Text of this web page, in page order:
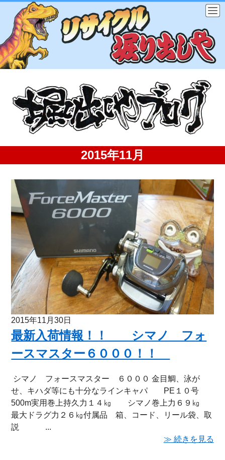
2015年11月
2015年11月30日
最新入荷情報！！ シマノ フォ
ースマスター６０００！！
シマノ フォースマスター ６０００ 金目鯛、泳が
せ、キハダ等にも十分なラインキャパ PE１０号
500m実用巻上持久力１４㎏ シマノ巻上力６９㎏
最大ドラグ力２６㎏付属品 箱、コード、リール袋、取
説 ...
≫ 続きを見る